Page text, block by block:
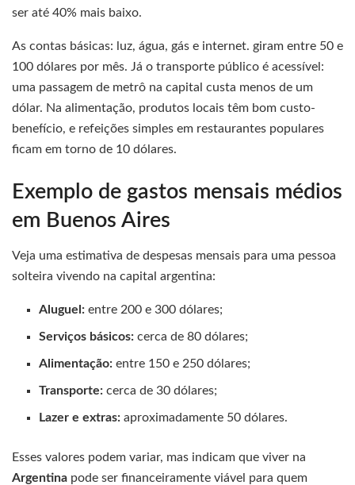
ser até 40% mais baixo.
As contas básicas: luz, água, gás e internet. giram entre 50 e
100 dólares por mês. Já o transporte público é acessível:
uma passagem de metrô na capital custa menos de um
dólar. Na alimentação, produtos locais têm bom custo-
benefício, e refeições simples em restaurantes populares
ficam em torno de 10 dólares.
Exemplo de gastos mensais médios
em Buenos Aires
Veja uma estimativa de despesas mensais para uma pessoa
solteira vivendo na capital argentina:
Aluguel: entre 200 e 300 dólares;
Serviços básicos: cerca de 80 dólares;
Alimentação: entre 150 e 250 dólares;
Transporte: cerca de 30 dólares;
Lazer e extras: aproximadamente 50 dólares.
Esses valores podem variar, mas indicam que viver na
Argentina pode ser financeiramente viável para quem